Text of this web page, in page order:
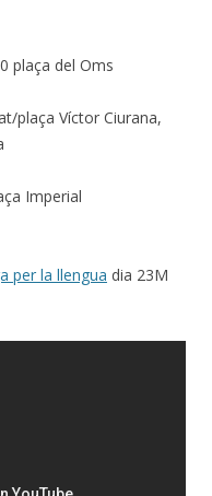
plaça del Oms
plaça Víctor Ciurana,
Imperial
per la llengua dia 23M